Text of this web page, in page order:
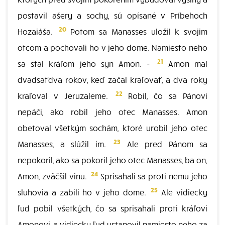
postavil ašery a sochy, sú opísané v Príbehoch
Hozaiáša.
20Potom sa Manasses uložil k svojim
otcom a pochovali ho v jeho dome. Namiesto neho
sa stal kráľom jeho syn Amon. -
21
Amon mal
dvadsaťdva rokov, keď začal kraľovať, a dva roky
kraľoval v Jeruzaleme.
22Robil, čo sa Pánovi
nepáči, ako robil jeho otec Manasses. Amon
obetoval všetkým sochám, ktoré urobil jeho otec
Manasses, a slúžil im.
23 Ale pred Pánom sa
nepokoril, ako sa pokoril jeho otec Manasses, ba on,
Amon, zväčšil vinu. 24Sprisahali sa proti nemu jeho
sluhovia a zabili ho v jeho dome.
25 Ale vidiecky
ľud pobil všetkých, čo sa sprisahali proti kráľovi